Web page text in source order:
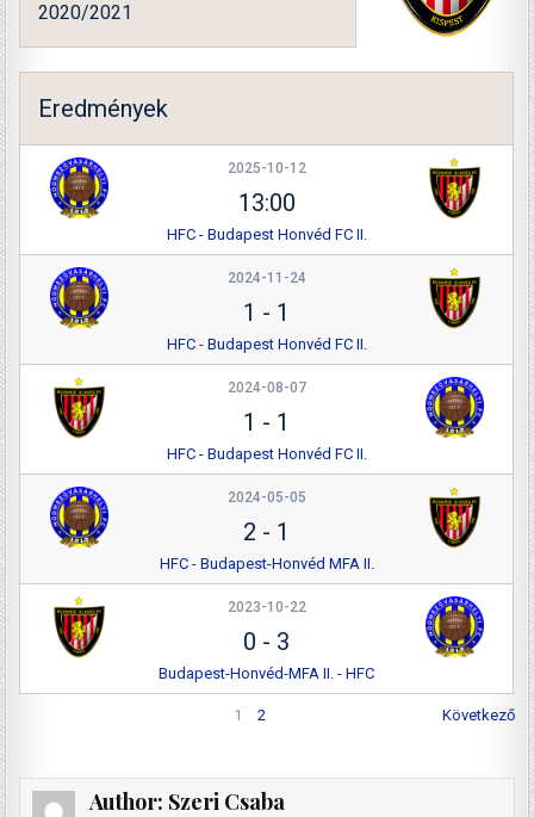
2020/2021
Eredmények
2025-10-12
13:00
HFC - Budapest Honvéd FC II.
2024-11-24
1 - 1
HFC - Budapest Honvéd FC II.
2024-08-07
1 - 1
HFC - Budapest Honvéd FC II.
2024-05-05
2 - 1
HFC - Budapest-Honvéd MFA II.
2023-10-22
0 - 3
Budapest-Honvéd-MFA II. - HFC
1 2 Következő
Author: Szeri Csaba